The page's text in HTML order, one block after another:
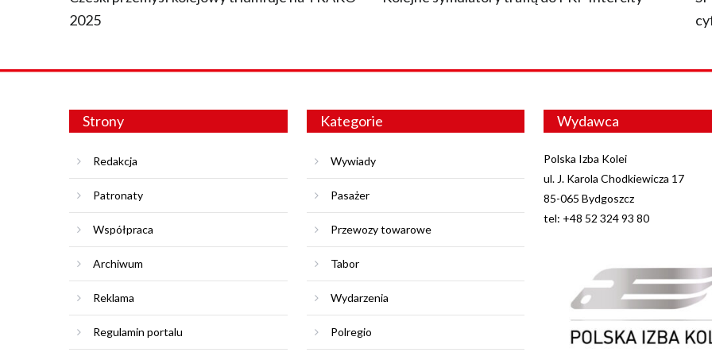
2025
Strony
Redakcja
Patronaty
Współpraca
Archiwum
Reklama
Regulamin portalu
Kategorie
Wywiady
Pasażer
Przewozy towarowe
Tabor
Wydarzenia
Polregio
Wydawca
Polska Izba Kolei
ul. J. Karola Chodkiewicza 17
85-065 Bydgoszcz
tel: +48 52 324 93 80